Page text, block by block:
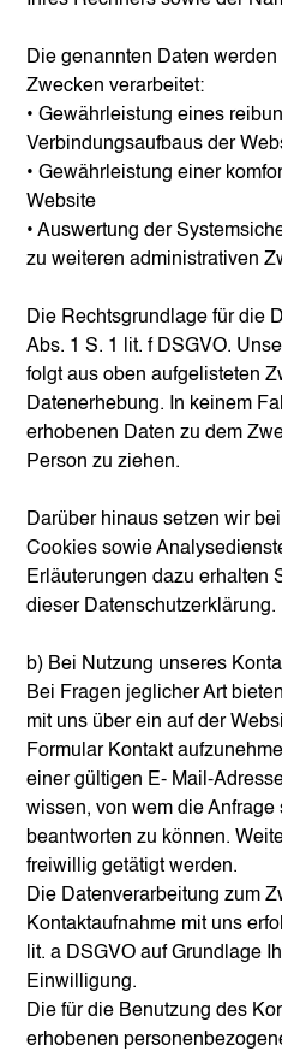
Die genannten Daten
Zwecken verarbeitet:
• Gewährleistung eines
Verbindungsaufbaus der
• Gewährleistung einer
Website
• Auswertung der
zu weiteren administrativen
Die Rechtsgrundlage für die
Abs. 1 S. 1 lit. f DSGVO.
folgt aus oben aufgelisteten
Datenerhebung. In keinem
erhobenen Daten zu dem
Person zu ziehen.
Darüber hinaus setzen wir
Cookies sowie
Erläuterungen dazu erhalten
dieser Datenschutzerklärung.
b) Bei Nutzung unseres
Bei Fragen jeglicher Art
mit uns über ein auf der
Formular Kontakt
einer gültigen E- Mail-
wissen, von wem die Anfrage
beantworten zu können.
freiwillig getätigt werden.
Die Datenverarbeitung zum
Kontaktaufnahme mit uns
lit. a DSGVO auf Grundlage
Einwilligung.
Die für die Benutzung des
erhobenen